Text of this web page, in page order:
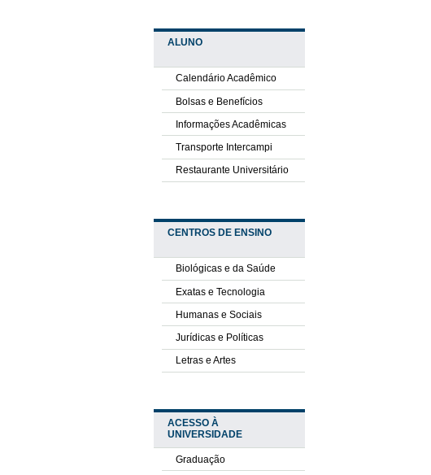
ALUNO
Calendário Acadêmico
Bolsas e Benefícios
Informações Acadêmicas
Transporte Intercampi
Restaurante Universitário
CENTROS DE ENSINO
Biológicas e da Saúde
Exatas e Tecnologia
Humanas e Sociais
Jurídicas e Políticas
Letras e Artes
ACESSO À
UNIVERSIDADE
Graduação